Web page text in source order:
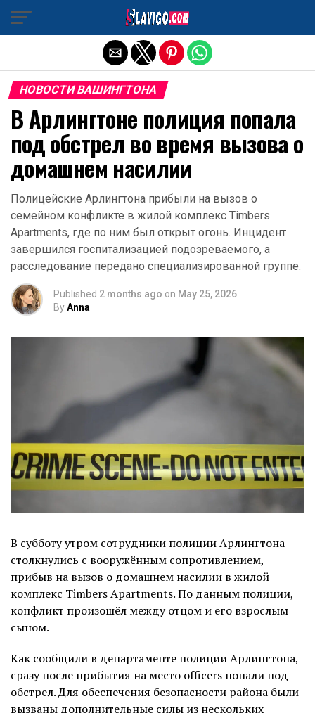
НОВОСТИ ВАШИНГТОНА
В Арлингтоне полиция попала
под обстрел во время вызова о
домашнем насилии
Полицейские Арлингтона прибыли на вызов о
семейном конфликте в жилой комплекс Timbers
Apartments, где по ним был открыт огонь. Инцидент
завершился госпитализацией подозреваемого, а
расследование передано специализированной группе.
Published 2 months ago on May 25, 2026
ByAnna
В субботу утром сотрудники полиции Арлингтона
столкнулись с вооружённым сопротивлением,
прибыв на вызов о домашнем насилии в жилой
комплекс Timbers Apartments. По данным полиции,
конфликт произошёл между отцом и его взрослым
сыном.
Как сообщили в департаменте полиции Арлингтона,
сразу после прибытия на место officers попали под
обстрел. Для обеспечения безопасности района были
вызваны дополнительные силы из нескольких
Exit mobile version